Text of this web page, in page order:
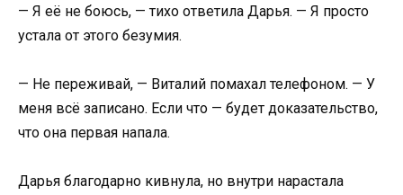
— Я её не боюсь, — тихо ответила Дарья. — Я просто
устала от этого безумия.
— Не переживай, — Виталий помахал телефоном. — У
меня всё записано. Если что — будет доказательство,
что она первая напала.
Дарья благодарно кивнула, но внутри нарастала